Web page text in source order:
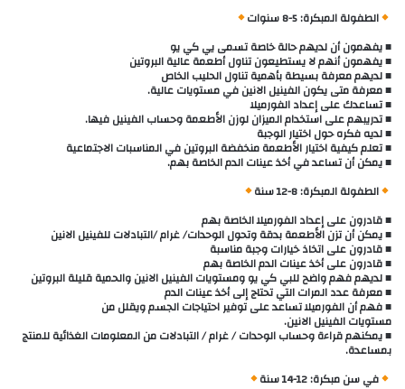
الطفولة المبكرة: 5-8 سنوات
■ يفهمون أن لديهم حالة خاصة تسمى يي كي يو
■ يفهمون أنهم لا يستطيعون تناول أطعمة عالية البروتين
■ لديهم معرفة بسيطة بأهمية تناول الحليب الخاص
■ معرفة متى يكون الفينيل الانين في مستويات عالية.
■ تساعدك على إعداد الفورميلا
■ تدريبهم على استخدام الميزان لوزن الأطعمة وحساب الفينيل فيها.
■ لديه فكره حول اختيار الوجبة
■ تعلم كيفية اختيار الأطعمة منخفضة البروتين في المناسبات الاجتماعية
■ يمكن أن تساعد في أخذ عينات الدم الخاصة بهم.
الطفولة المبكرة: 8-12 سنة
■ قادرون على إعداد الفورميلا الخاصة بهم
■ يمكن أن تزن الأطعمة بدقة وتحول الوحدات/ غرام /التبادلات للفينيل الانين
■ قادرون على اتخاذ خيارات وجبة مناسبة
■ قادرون على أخذ عينات الدم الخاصة بهم
■ لديهم فهم واضح للبي كي يو ومستويات الفينيل الانين والحمية قليلة البروتين
■ معرفة عدد المرات التي تحتاج إلى أخذ عينات الدم
■ فهم أن الفورميلا تساعد على توفير احتياجات الجسم ويقلل من
مستويات الفينيل الانين.
■ يمكنهم قراءة وحساب الوحدات / غرام / التبادلات من المعلومات الغذائية للمنتج
بمساعدة.
في سن مبكرة: 12-14 سنة